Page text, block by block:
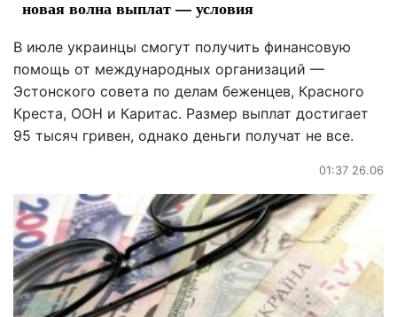
новая волна выплат — условия
В июле украинцы смогут получить финансовую
помощь от международных организаций —
Эстонского совета по делам беженцев, Красного
Креста, ООН и Каритас. Размер выплат достигает
95 тысяч гривен, однако деньги получат не все.
01:37 26.06